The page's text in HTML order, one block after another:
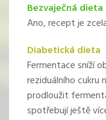
Bezvaječná dieta
Ano, recept je
Diabetická dieta
Fermentace sníží
reziduálního cukru
prodloužit
spotřebují ještě